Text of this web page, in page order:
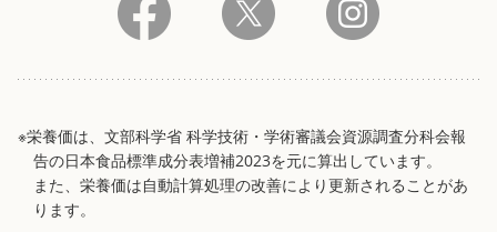
※栄養価は、文部科学省 科学技術・学術審議会資源調査分科会報
告の日本食品標準成分表増補2023を元に算出しています。
また、栄養価は自動計算処理の改善により更新されることがあ
ります。